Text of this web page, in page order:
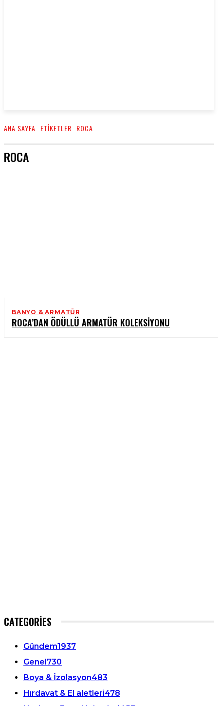
ANA SAYFA ETIKETLER ROCA
ROCA
BANYO & ARMATÜR
ROCA’DAN ÖDÜLLÜ ARMATÜR KOLEKSIYONU
CATEGORIES
Gündem1937
Genel730
Boya & İzolasyon483
Hırdavat & El aletleri478